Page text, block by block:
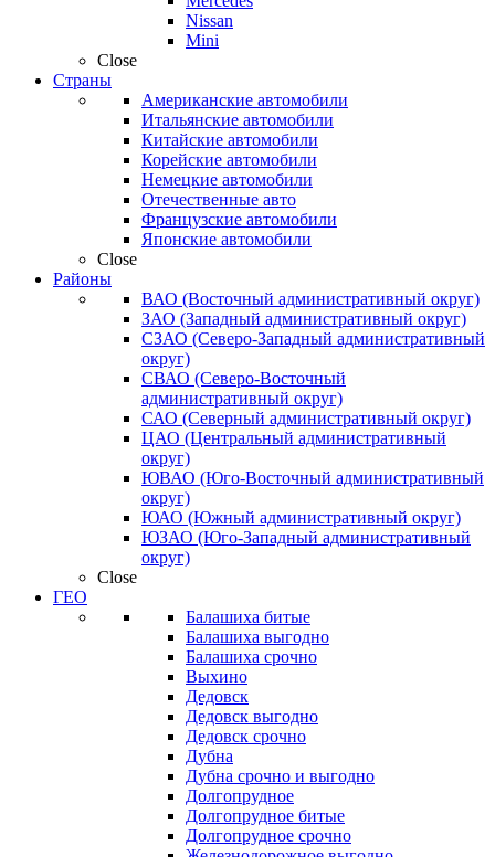
Nissan
Mini
Close
Страны
Американские автомобили
Итальянские автомобили
Китайские автомобили
Корейские автомобили
Немецкие автомобили
Отечественные авто
Французские автомобили
Японские автомобили
Close
Районы
ВАО (Восточный административный округ)
ЗАО (Западный административный округ)
СЗАО (Северо-Западный административный
округ)
СВАО (Северо-Восточный
административный округ)
САО (Северный административный округ)
ЦАО (Центральный административный
округ)
ЮВАО (Юго-Восточный административный
округ)
ЮАО (Южный административный округ)
ЮЗАО (Юго-Западный административный
округ)
Close
ГЕО
Балашиха битые
Балашиха выгодно
Балашиха срочно
Выхино
Дедовск
Дедовск выгодно
Дедовск срочно
Дубна
Дубна срочно и выгодно
Долгопрудное
Долгопрудное битые
Долгопрудное срочно